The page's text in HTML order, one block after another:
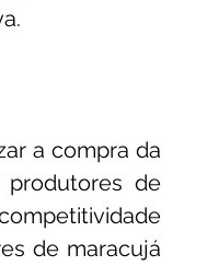
a compra da
produtores de
de maracujá